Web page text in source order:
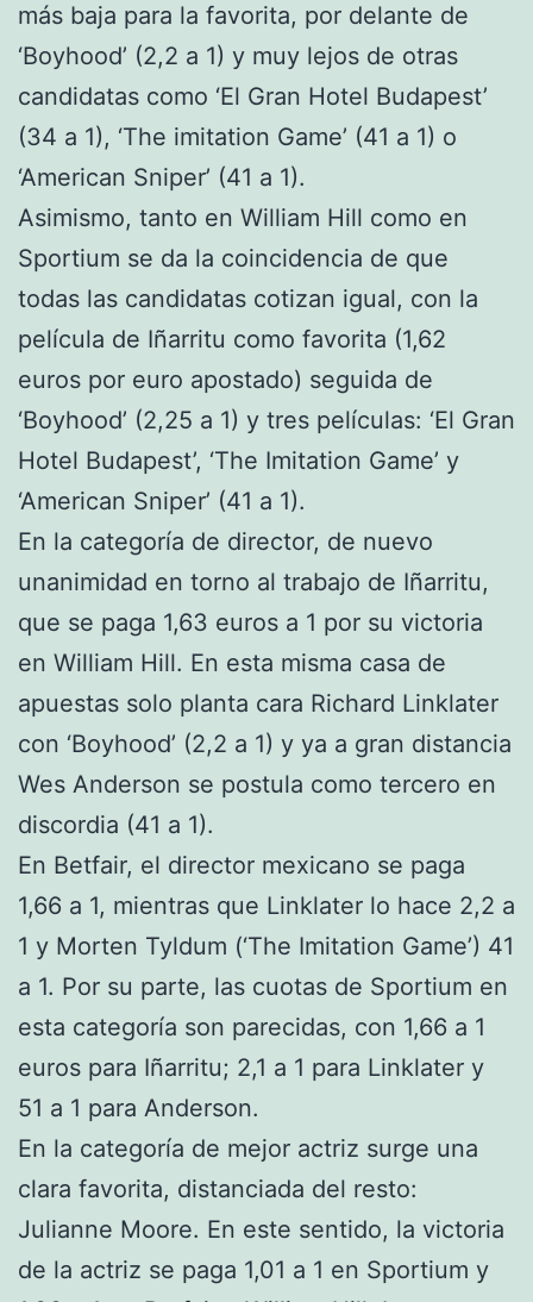
más baja para la favorita, por delante de
‘Boyhood’ (2,2 a 1) y muy lejos de otras
candidatas como ‘El Gran Hotel Budapest’
(34 a 1), ‘The imitation Game’ (41 a 1) o
‘American Sniper’ (41 a 1).
Asimismo, tanto en William Hill como en
Sportium se da la coincidencia de que
todas las candidatas cotizan igual, con la
película de Iñarritu como favorita (1,62
euros por euro apostado) seguida de
‘Boyhood’ (2,25 a 1) y tres películas: ‘El Gran
Hotel Budapest’, ‘The Imitation Game’ y
‘American Sniper’ (41 a 1).
En la categoría de director, de nuevo
unanimidad en torno al trabajo de Iñarritu,
que se paga 1,63 euros a 1 por su victoria
en William Hill. En esta misma casa de
apuestas solo planta cara Richard Linklater
con ‘Boyhood’ (2,2 a 1) y ya a gran distancia
Wes Anderson se postula como tercero en
discordia (41 a 1).
En Betfair, el director mexicano se paga
1,66 a 1, mientras que Linklater lo hace 2,2 a
1 y Morten Tyldum (‘The Imitation Game’) 41
a 1. Por su parte, las cuotas de Sportium en
esta categoría son parecidas, con 1,66 a 1
euros para Iñarritu; 2,1 a 1 para Linklater y
51 a 1 para Anderson.
En la categoría de mejor actriz surge una
clara favorita, distanciada del resto:
Julianne Moore. En este sentido, la victoria
de la actriz se paga 1,01 a 1 en Sportium y